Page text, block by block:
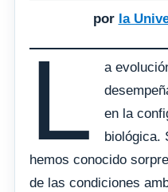
por la
L
a
en la
biológica.
hemos conocido
de las condiciones